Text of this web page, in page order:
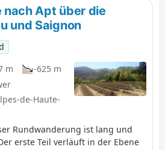
nach Apt über die
und Saignon
m
-625 m
de-Haute-
Rundwanderung ist lang und
erste Teil verläuft in der Ebene